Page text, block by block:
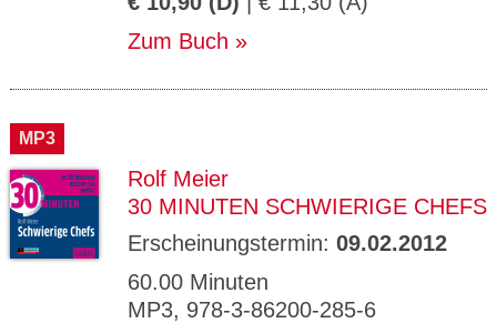
Zum Buch
MP3
Rolf Meier
30 MINUTEN SCHWIERIGE CHEFS
Erscheinungstermin: 09.02.2012
60.00 Minuten
MP3, 978-3-86200-285-6